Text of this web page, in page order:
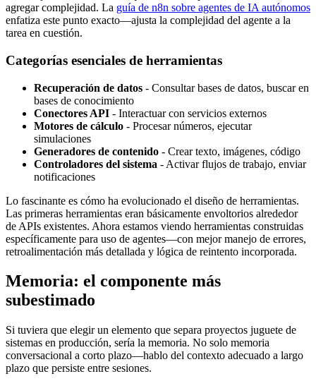
agregar complejidad. La guía de n8n sobre agentes de IA autónomos
enfatiza este punto exacto—ajusta la complejidad del agente a la
tarea en cuestión.
Categorías esenciales de herramientas
Recuperación de datos - Consultar bases de datos, buscar en
bases de conocimiento
Conectores API - Interactuar con servicios externos
Motores de cálculo - Procesar números, ejecutar
simulaciones
Generadores de contenido - Crear texto, imágenes, código
Controladores del sistema - Activar flujos de trabajo, enviar
notificaciones
Lo fascinante es cómo ha evolucionado el diseño de herramientas.
Las primeras herramientas eran básicamente envoltorios alrededor
de APIs existentes. Ahora estamos viendo herramientas construidas
específicamente para uso de agentes—con mejor manejo de errores,
retroalimentación más detallada y lógica de reintento incorporada.
Memoria: el componente más
subestimado
Si tuviera que elegir un elemento que separa proyectos juguete de
sistemas en producción, sería la memoria. No solo memoria
conversacional a corto plazo—hablo del contexto adecuado a largo
plazo que persiste entre sesiones.